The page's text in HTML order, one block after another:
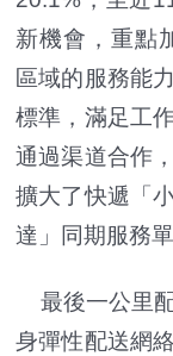
新機會，重點
區域的服務能
標準，滿足工
通過渠道合作
擴大了快遞「
達」同期服務
最後一公里
身彈性配送網